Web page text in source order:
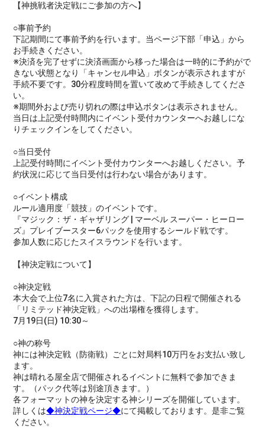
【神挑戦者決定戦にご参加の方へ】
○事前予約
下記期間にて事前予約を行います。当ページ下部「申込」から
お手続きください。
※決済を完了せずに決済画面から移った場合は一時的に予約がで
きない状態となり「キャンセル申込」ボタンが表示されますが
手続不要です。30分程度時間を置いて改めて手続きしてくださ
い。
※期間外および売り切れの際は申込ボタンは表示されません。
当日は上記受付時間内にイベント受付カウンターへお越しにな
りチェックインをしてください。
○当日受付
上記受付時間にイベント受付カウンターへお越しください。予
約状況に応じて当日受付は行わない場合があります。
○イベント構成
ルール適用度「競技」のイベントです。
『マジック：ザ・ギャザリング | マーベル スーパー・ヒーロー
ズ』プレイブースター6パックを使用するシールド戦です。
参加人数に応じたスイスラウンドを行います。
【神決定戦について】
○神決定戦
本大会で上位7名に入賞された方は、下記の日程で開催される
「リミテッド神決定戦」への出場権を獲得します。
7月19日(日) 10:30～
○神の称号
神には神決定戦（防衛戦）ごとに対局料10万円をお支払い致し
ます。
神は晴れる屋全店で開催されるイベントに無料で参加できま
す。（パック代等は別途頂きます。）
各フォーマットの神を決定する神シリーズを開催しています。
詳しくは◆神決定戦ページ◆にて掲載しております。是非ご覧
ください。